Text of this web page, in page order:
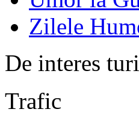
Zilele
De interes
Trafic